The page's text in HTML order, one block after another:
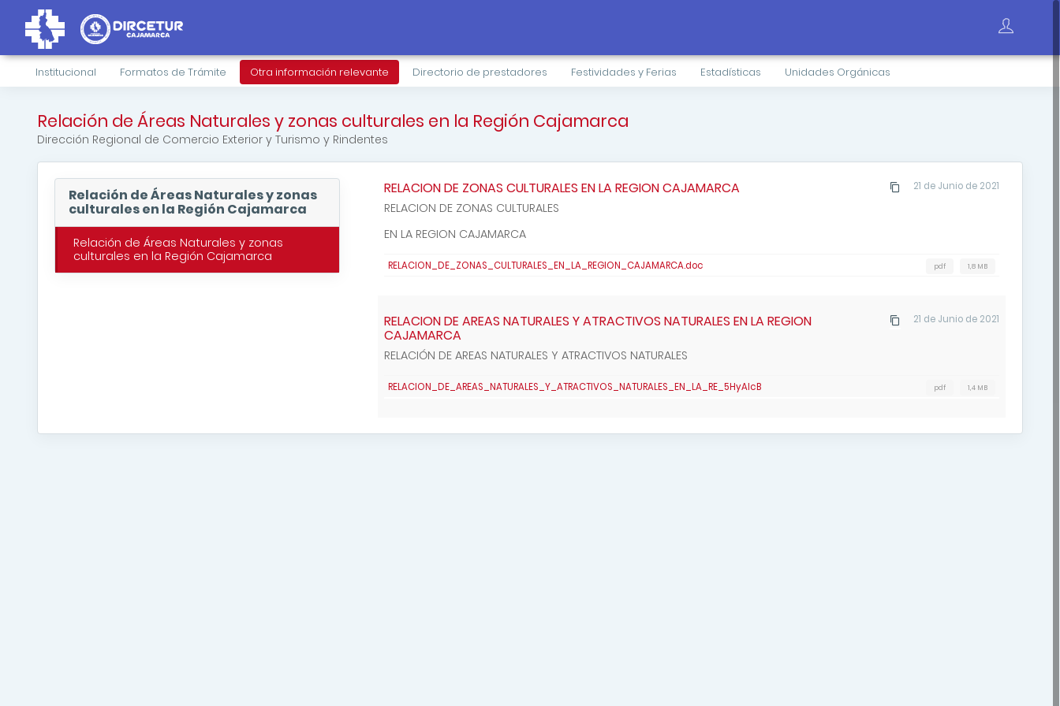
Institucional Formatos de Trámite Otra información relevante Directorio de prestadores Festividades y Ferias Estadísticas Unidades Orgánicas
Relación de Áreas Naturales y zonas culturales en la Región Cajamarca
Dirección Regional de Comercio Exterior y Turismo y Rindentes
Relación de Áreas Naturales y zonas
culturales en la Región Cajamarca
Relación de Áreas Naturales y zonas
culturales en la Región Cajamarca
21 de Junio de 2021
RELACION DE ZONAS CULTURALES EN LA REGION CAJAMARCA
RELACION DE ZONAS CULTURALES
EN LA REGION CAJAMARCA
RELACION_DE_ZONAS_CULTURALES_EN_LA_REGION_CAJAMARCA.doc 1,8 MB
pdf
21 de Junio de 2021
RELACION DE AREAS NATURALES Y ATRACTIVOS NATURALES EN LA REGION
CAJAMARCA
RELACIÓN DE AREAS NATURALES Y ATRACTIVOS NATURALES
RELACION_DE_AREAS_NATURALES_Y_ATRACTIVOS_NATURALES_EN_LA_RE_5HyAIcB 1,4 MB
pdf